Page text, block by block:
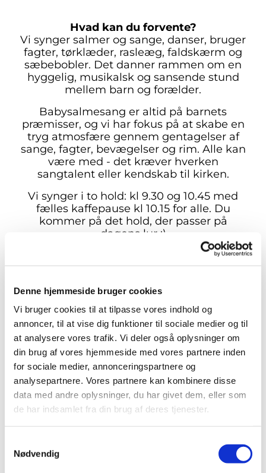
Denne hjemmeside bruger cookies
Vi bruger cookies til at tilpasse vores indhold og
annoncer, til at vise dig funktioner til sociale medier og til
at analysere vores trafik. Vi deler også oplysninger om
din brug af vores hjemmeside med vores partnere inden
for sociale medier, annonceringspartnere og
analysepartnere. Vores partnere kan kombinere disse
data med andre oplysninger, du har givet dem, eller som
de har indsamlet fra din brug af deres tjenester.
Nødvendig
Hvad kan du forvente?
Vi synger salmer og sange, danser, bruger
fagter, tørklæder, rasleæg, faldskærm og
sæbebobler. Det danner rammen om en
hyggelig, musikalsk og sansende stund
mellem barn og forælder.
Babysalmesang er altid på barnets
præmisser, og vi har fokus på at skabe en
tryg atmosfære gennem gentagelser af
sange, fagter, bevægelser og rim. Alle kan
være med - det kræver hverken
sangtalent eller kendskab til kirken.
Vi synger i to hold: kl 9.30 og 10.45 med
fælles kaffepause kl 10.15 for alle. Du
kommer på det hold, der passer på
dagens lur :)
De nye hold starter 19. august 2026.
🗓️ Tidspunkt: onsdage kl. 9.30 og 10.45
med fælles kaffe og formiddagsbrød kl
10.15
📍Sted: Sognegården i Storvorde,
Tofthøjvej 37, 9280 Storvorde
🍼 Alder: Babysalmesang er egnet til
babyer fra 6 uger - 11 måneder.
🎟️ Tilmelding: herunder via formularen.
Det er gratis at gå til babysalmesang
Vi glæder os til at byde dig og din baby